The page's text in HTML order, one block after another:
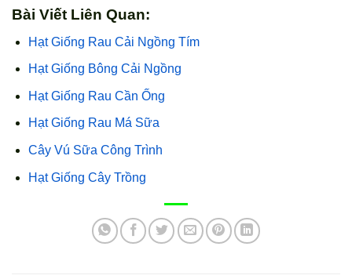
Bài Viết Liên Quan:
Hạt Giống Rau Cải Ngồng Tím
Hạt Giống Bông Cải Ngồng
Hạt Giống Rau Cần Ống
Hạt Giống Rau Má Sữa
Cây Vú Sữa Công Trình
Hạt Giống Cây Trồng